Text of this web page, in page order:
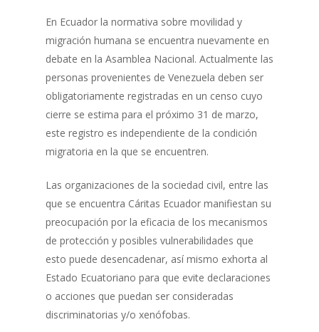
En Ecuador la normativa sobre movilidad y
migración humana se encuentra nuevamente en
debate en la Asamblea Nacional. Actualmente las
personas provenientes de Venezuela deben ser
obligatoriamente registradas en un censo cuyo
cierre se estima para el próximo 31 de marzo,
este registro es independiente de la condición
migratoria en la que se encuentren.
Las organizaciones de la sociedad civil, entre las
que se encuentra Cáritas Ecuador manifiestan su
preocupación por la eficacia de los mecanismos
de protección y posibles vulnerabilidades que
esto puede desencadenar, así mismo exhorta al
Estado Ecuatoriano para que evite declaraciones
o acciones que puedan ser consideradas
discriminatorias y/o xenófobas.